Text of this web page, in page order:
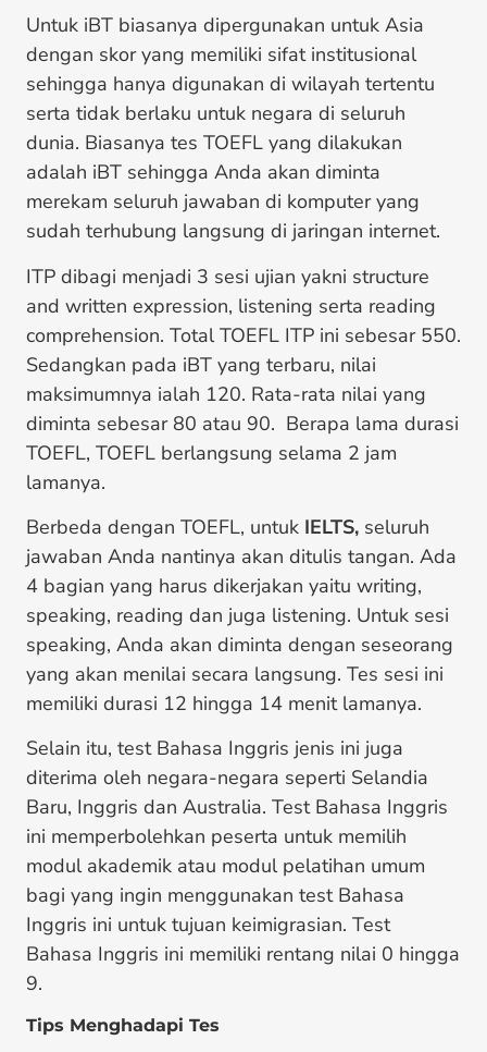
Untuk iBT biasanya dipergunakan untuk Asia
dengan skor yang memiliki sifat institusional
sehingga hanya digunakan di wilayah tertentu
serta tidak berlaku untuk negara di seluruh
dunia. Biasanya tes TOEFL yang dilakukan
adalah iBT sehingga Anda akan diminta
merekam seluruh jawaban di komputer yang
sudah terhubung langsung di jaringan internet.
ITP dibagi menjadi 3 sesi ujian yakni structure
and written expression, listening serta reading
comprehension. Total TOEFL ITP ini sebesar 550.
Sedangkan pada iBT yang terbaru, nilai
maksimumnya ialah 120. Rata-rata nilai yang
diminta sebesar 80 atau 90. Berapa lama durasi
TOEFL, TOEFL berlangsung selama 2 jam
lamanya.
Berbeda dengan TOEFL, untuk IELTS, seluruh
jawaban Anda nantinya akan ditulis tangan. Ada
4 bagian yang harus dikerjakan yaitu writing,
speaking, reading dan juga listening. Untuk sesi
speaking, Anda akan diminta dengan seseorang
yang akan menilai secara langsung. Tes sesi ini
memiliki durasi 12 hingga 14 menit lamanya.
Selain itu, test Bahasa Inggris jenis ini juga
diterima oleh negara-negara seperti Selandia
Baru, Inggris dan Australia. Test Bahasa Inggris
ini memperbolehkan peserta untuk memilih
modul akademik atau modul pelatihan umum
bagi yang ingin menggunakan test Bahasa
Inggris ini untuk tujuan keimigrasian. Test
Bahasa Inggris ini memiliki rentang nilai 0 hingga
9.
Tips Menghadapi Tes